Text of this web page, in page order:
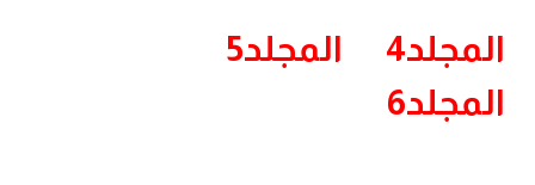
المجلد4
المجلد5
المجلد6